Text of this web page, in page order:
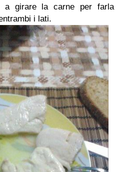
a girare la carne per farla
i lati.